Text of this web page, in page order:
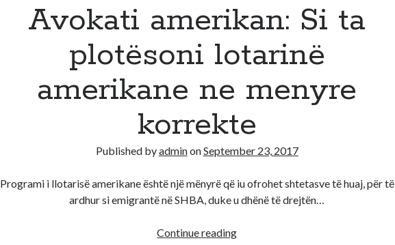
Avokati amerikan: Si ta
plotësoni lotarinë
amerikane ne menyre
korrekte
Published byadminonSeptember 23, 2017
Programi i llotarisë amerikane është një mënyrë që iu ofrohet shtetasve të huaj, për të
ardhur si emigrantë në SHBA, duke u dhënë të drejtën…
Continue readingAvokati